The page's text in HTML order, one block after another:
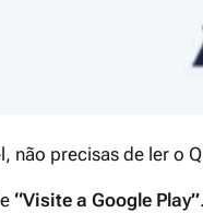
não precisas de ler o
“Visite a Google Play”